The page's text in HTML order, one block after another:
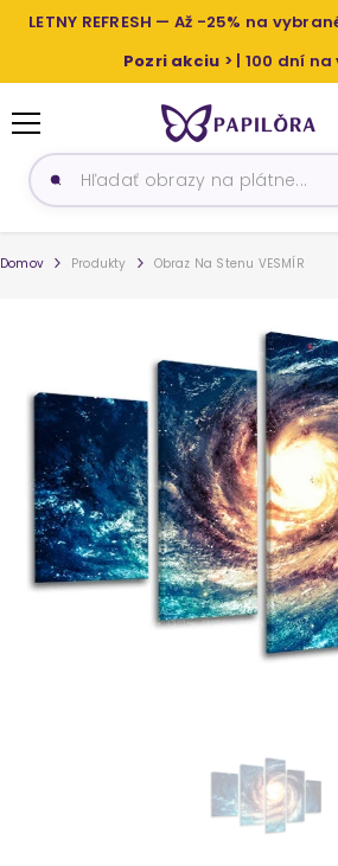
PRESKOČIŤ NA OBSAH
LETNY REFRESH — Až -25% na
Pozri akciu > | 100 dní
Domov Produkty Obraz Na Stenu VESMÍR